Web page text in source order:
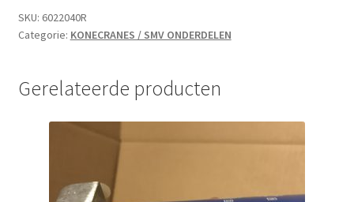
SKU: 6022040R
Categorie: KONECRANES / SMV ONDERDELEN
Gerelateerde producten